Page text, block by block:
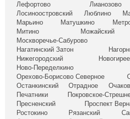
Лефортово
Лианозово
Лосиноостровский
Люблино
Марьино
Матушкино
Митино
Можайский
Москворечье-Сабурово
Нагатинский Затон
Нижегородский
Ново-Переделкино
Орехово-Борисово Северное
Останкинский
Отрадное
Печатники
Покровское-
Пресненский
Проспект
Ростокино
Рязанский